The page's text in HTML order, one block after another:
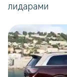
лидарами